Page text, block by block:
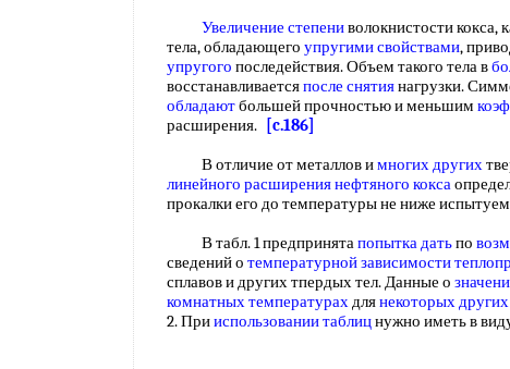
Увеличение степениволокнистости кокса,
тела, обладающего упругими свойствами,
упругого последействия. Объем такого тела в
восстанавливаетсяпосле снятиянагрузки.
обладаютбольшей прочностью и меньшим
расширения.
[c.186]
В отличие от металлов имногих других
линейного расширениянефтяного кокса
прокалки его до температуры не ниже
В табл. 1 предпринятапопытка датьпо
сведений о температурной зависимости
сплавов и других тпердых тел. Данные о
комнатных температурахдлянекоторых других
2. Прииспользовании таблицнужно иметь в